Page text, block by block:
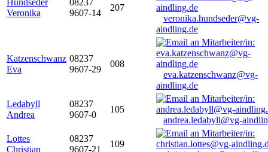
Hundseder
Veronika
08237
9607-14
207
veronika.hundseder@vg-
aindling.de
Katzenschwanz
Eva
08237
9607-29
008
eva.katzenschwanz@vg-
aindling.de
Ledabyll
Andrea
08237
9607-0
105
andrea.ledabyll@vg-
Lottes
Christian
08237
9607-21
109